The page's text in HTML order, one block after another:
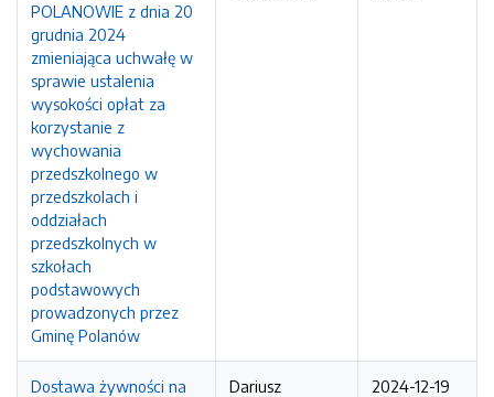
POLANOWIE z dnia 20
grudnia 2024
zmieniająca uchwałę w
sprawie ustalenia
wysokości opłat za
korzystanie z
wychowania
przedszkolnego w
przedszkolach i
oddziałach
przedszkolnych w
szkołach
podstawowych
prowadzonych przez
Gminę Polanów
Dostawa żywności na
Dariusz
2024-12-19